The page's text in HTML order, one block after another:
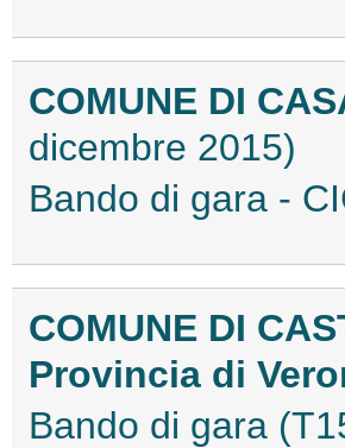
COMUNE DI
dicembre 2015)
Bando di gara -
COMUNE DI
Provincia di
Bando di gara